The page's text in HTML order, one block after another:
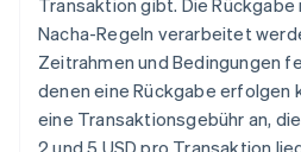
Transaktion gibt. Die
Nacha-Regeln verarbeitet
Zeitrahmen und Bedingungen
denen eine Rückgabe erfolgen
eine Transaktionsgebühr an,